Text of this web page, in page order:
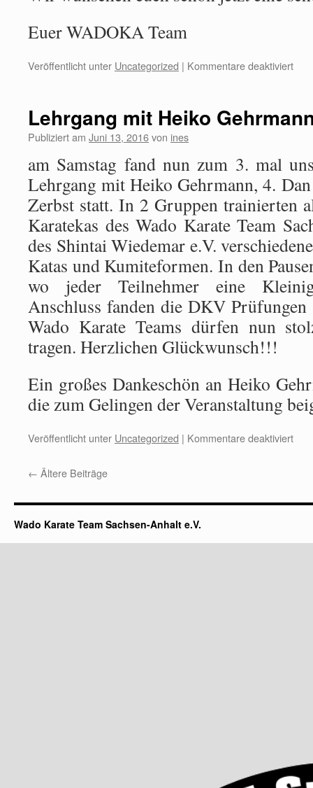
Euer WADOKA Team
Veröffentlicht unter Uncategorized | Kommentare deaktiviert
Lehrgang mit Heiko
Publiziert am Juni 13, 2016von ines
am Samstag fand nun zum 3. mal
Lehrgang mit Heiko Gehrmann, 4.
Zerbst statt. In 2 Gruppen trainierten
Karatekas des Wado Karate Team
des Shintai Wiedemar e.V.
Katas und Kumiteformen. In den
wo jeder Teilnehmer eine
Anschluss fanden die DKV Prüfungen
Wado Karate Teams dürfen nun
tragen. Herzlichen Glückwunsch!!!
Ein großes Dankeschön an Heiko
die zum Gelingen der Veranstaltung
Veröffentlicht unter Uncategorized | Kommentare deaktiviert
← Ältere Beiträge
Wado Karate Team Sachsen-Anhalt e.V.